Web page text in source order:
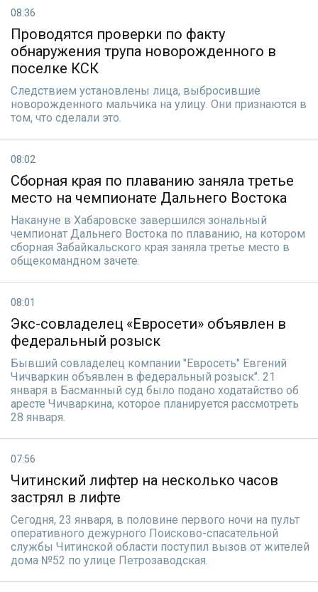
08:36
Проводятся проверки по факту
обнаружения трупа новорожденного в
поселке КСК
Следствием установлены лица, выбросившие
новорожденного мальчика на улицу. Они признаются в
том, что сделали это.
08:02
Сборная края по плаванию заняла третье
место на чемпионате Дальнего Востока
Накануне в Хабаровске завершился зональный
чемпионат Дальнего Востока по плаванию, на котором
сборная Забайкальского края заняла третье место в
общекомандном зачете.
08:01
Экс-совладелец «Евросети» объявлен в
федеральный розыск
Бывший совладелец компании "Евросеть" Евгений
Чичваркин объявлен в федеральный розыск". 21
января в Басманный суд было подано ходатайство об
аресте Чичваркина, которое планируется рассмотреть
28 января.
07:56
Читинский лифтер на несколько часов
застрял в лифте
Сегодня, 23 января, в половине первого ночи на пульт
оперативного дежурного Поисково-спасательной
службы Читинской области поступил вызов от жителей
дома №52 по улице Петрозаводская.